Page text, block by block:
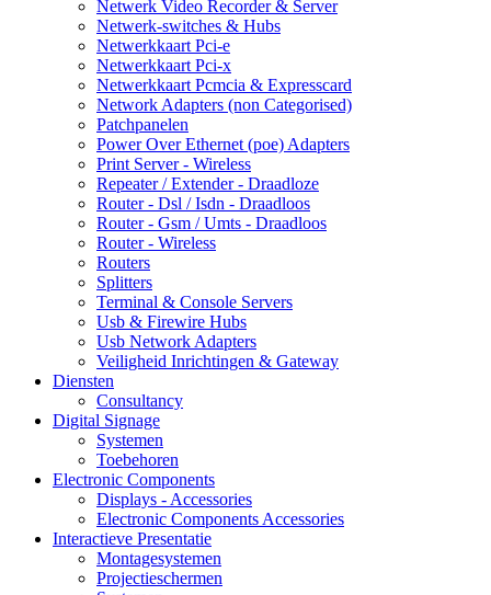
Netwerk Video Recorder & Server
Netwerk-switches & Hubs
Netwerkkaart Pci-e
Netwerkkaart Pci-x
Netwerkkaart Pcmcia & Expresscard
Network Adapters (non Categorised)
Patchpanelen
Power Over Ethernet (poe) Adapters
Print Server - Wireless
Repeater / Extender - Draadloze
Router - Dsl / Isdn - Draadloos
Router - Gsm / Umts - Draadloos
Router - Wireless
Routers
Splitters
Terminal & Console Servers
Usb & Firewire Hubs
Usb Network Adapters
Veiligheid Inrichtingen & Gateway
Diensten
Consultancy
Digital Signage
Systemen
Toebehoren
Electronic Components
Displays - Accessories
Electronic Components Accessories
Interactieve Presentatie
Montagesystemen
Projectieschermen